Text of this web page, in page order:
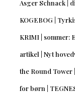
Asger Schnack |
KOGEBOG |
KRIMI | sommer:
artikel | Nyt
the Round Tower
for børn |